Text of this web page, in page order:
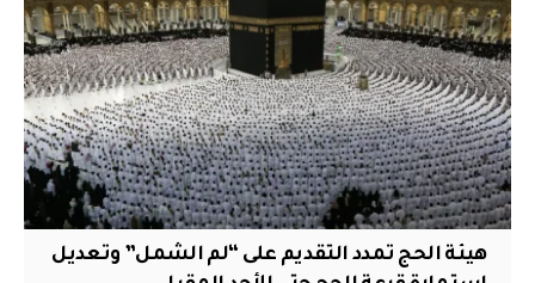
هيئة الحج تمدد التقديم على “لم الشمل” وتعديل